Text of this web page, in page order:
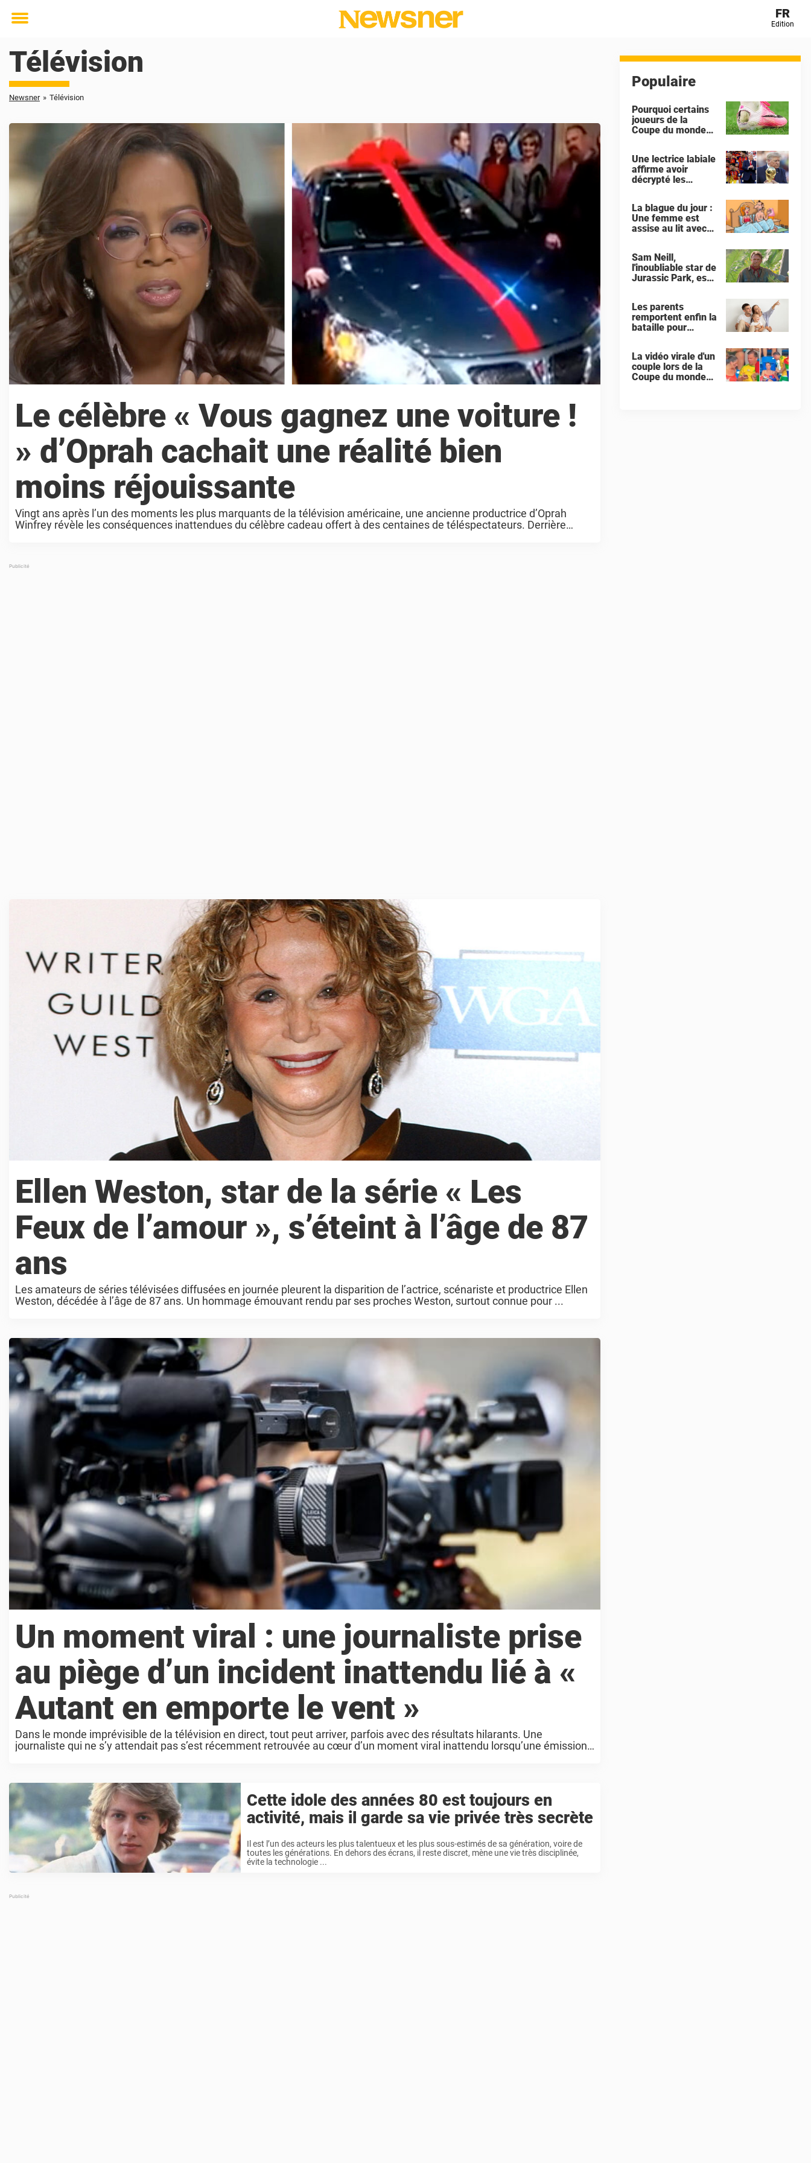
Toggle
FR
Edition
Télévision
Newsner » Télévision
Le célèbre « Vous gagnez une voiture !
» d’Oprah cachait une réalité bien
moins réjouissante
Vingt ans après l’un des moments les plus marquants de la télévision américaine, une ancienne productrice d’Oprah
Winfrey révèle les conséquences inattendues du célèbre cadeau offert à des centaines de téléspectateurs. Derrière
Ellen Weston, star de la série « Les
Feux de l’amour », s’éteint à l’âge de 87
ans
Les amateurs de séries télévisées diffusées en journée pleurent la disparition de l’actrice, scénariste et productrice Ellen
Weston, décédée à l’âge de 87 ans. Un hommage émouvant rendu par ses proches Weston, surtout connue pour ...
Un moment viral : une journaliste prise
au piège d’un incident inattendu lié à «
Autant en emporte le vent »
Dans le monde imprévisible de la télévision en direct, tout peut arriver, parfois avec des résultats hilarants. Une
journaliste qui ne s’y attendait pas s’est récemment retrouvée au cœur d’un moment viral inattendu lorsqu’une émission
Cette idole des années 80 est toujours en
activité, mais il garde sa vie privée très secrète
Il est l’un des acteurs les plus talentueux et les plus sous-estimés de sa génération, voire de
toutes les générations. En dehors des écrans, il reste discret, mène une vie très disciplinée,
évite la technologie ...
Populaire
Pourquoi certains
joueurs de la
Coupe du monde
chaussures ?
Une lectrice labiale
affirme avoir
décrypté les
Donald Trump lors
de la célébration
de l'Espagne
La blague du jour :
Une femme est
assise au lit avec
Sam Neill,
l'inoubliable star de
Jurassic Park, est
Les parents
remportent enfin la
bataille pour
interdit »
La vidéo virale d'un
couple lors de la
Coupe du monde